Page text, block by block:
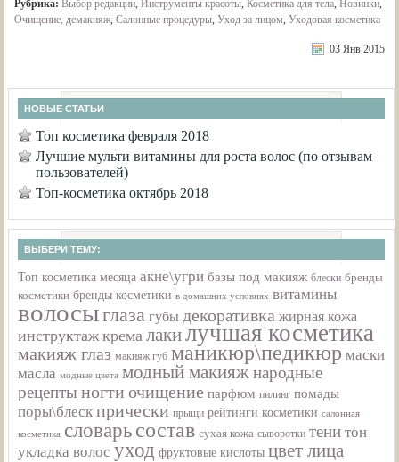
Рубрика: Выбор редакции, Инструменты красоты, Косметика для тела, Новинки,
Очищение, демакияж, Салонные процедуры, Уход за лицом, Уходовая косметика
03 Янв 2015
НОВЫЕ СТАТЬИ
Топ косметика февраля 2018
Лучшие мульти витамины для роста волос (по отзывам
пользователей)
Топ-косметика октябрь 2018
ВЫБЕРИ ТЕМУ:
Топ косметика месяца акне\угри базы под макияж блески бренды
косметики бренды косметики в домашних условиях витамины
волосыглаза губы декоративка жирная кожа
инструктаж крема лакилучшая косметика
макияж глаз макияж губ маникюр\педикюр маски
масла модные цвета модный макияж народные
рецепты ногти очищение парфюм пилинг помады
поры\блеск прически прыщи рейтинги косметики салонная
косметика словарьсостав сухая кожа сыворотки тени тон
укладка волос уход фруктовые кислоты цвет лица